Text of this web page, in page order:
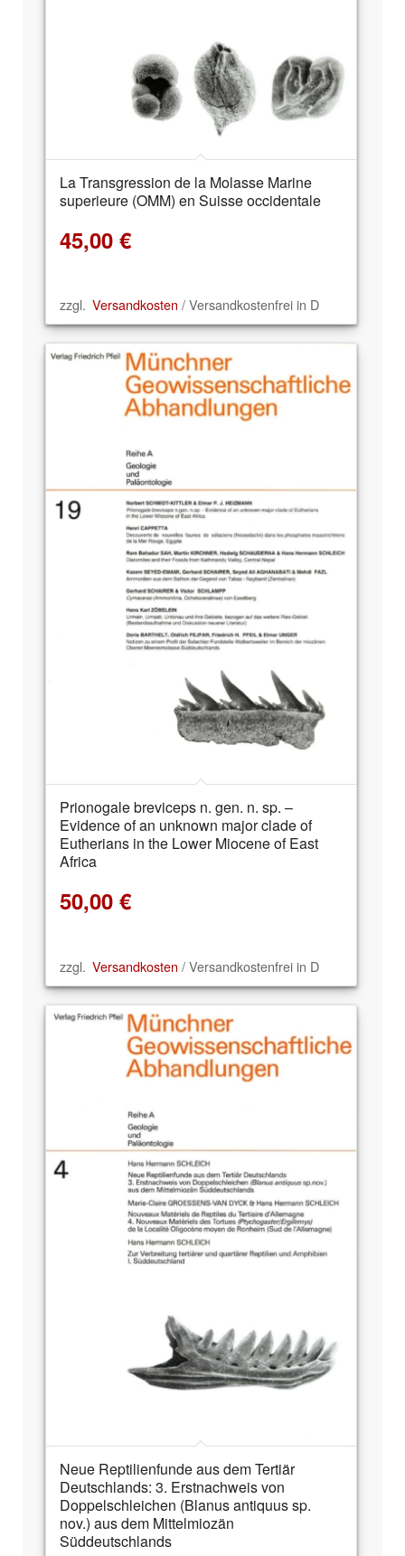
La Transgression de la Molasse Marine
superieure (OMM) en Suisse occidentale
45,00 €
zzgl. Versandkosten / Versandkostenfrei in D
Prionogale breviceps n. gen. n. sp. –
Evidence of an unknown major clade of
Eutherians in the Lower Miocene of East
Africa
50,00 €
zzgl. Versandkosten / Versandkostenfrei in D
Neue Reptilienfunde aus dem Tertiär
Deutschlands: 3. Erstnachweis von
Doppelschleichen (Blanus antiquus sp.
nov.) aus dem Mittelmiozän
Süddeutschlands